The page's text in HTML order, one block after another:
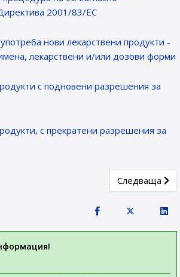
2001/83/ЕС
нови лекарствени продукти -
лекарствени и/или дозови форми
с подновени разрешения за
с прекратени разрешения за
лекарствениNext article:
Следваща